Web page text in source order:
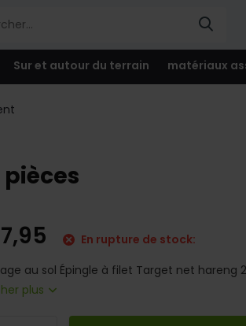
Sur et autour du terrain matériaux
En rupture de stock:
au sol Épingle à filet Target net hareng
plus